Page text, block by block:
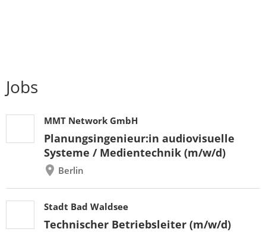
Jobs
MMT Network GmbH
Planungsingenieur:in audiovisuelle
Systeme / Medientechnik (m/w/d)
Berlin
Stadt Bad Waldsee
Technischer Betriebsleiter (m/w/d)